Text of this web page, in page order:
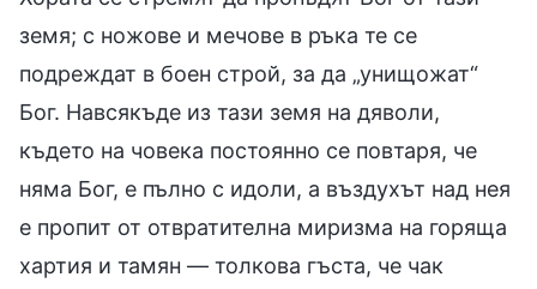
земя; с ножове и мечове в ръка те се
подреждат в боен строй, за да „унищожат“
Бог. Навсякъде из тази земя на дяволи,
където на човека постоянно се повтаря, че
няма Бог, е пълно с идоли, а въздухът над нея
е пропит от отвратителна миризма на горяща
хартия и тамян — толкова гъста, че чак